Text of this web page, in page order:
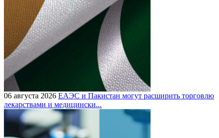
06 августа 2026 ЕАЭС и Пакистан могут расширить торговлю
лекарствами и медицински...